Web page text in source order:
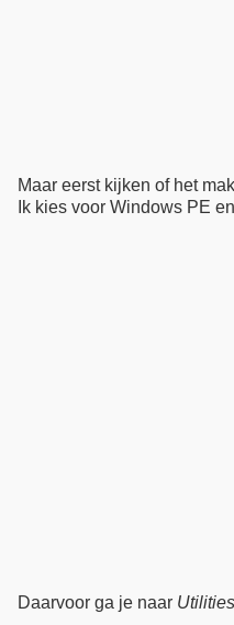
Maar eerst kijken of het
Ik kies voor Windows PE
Daarvoor ga je naar Utilities